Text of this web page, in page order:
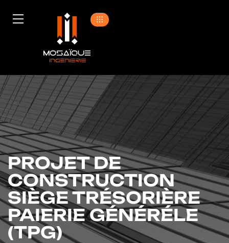
PROJET DE
CONSTRUCTION
SIÈGE TRÉSORIÈRE
PAIERIE GÉNÉRÉLE
(TPG)